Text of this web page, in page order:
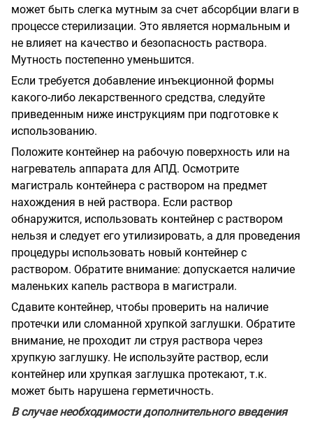
может быть слегка мутным за счет абсорбции влаги в
процессе стерилизации. Это является нормальным и
не влияет на качество и безопасность раствора.
Мутность постепенно уменьшится.
Если требуется добавление инъекционной формы
какого-либо лекарственного средства, следуйте
приведенным ниже инструкциям при подготовке к
использованию.
Положите контейнер на рабочую поверхность или на
нагреватель аппарата для АПД. Осмотрите
магистраль контейнера с раствором на предмет
нахождения в ней раствора. Если раствор
обнаружится, использовать контейнер с раствором
нельзя и следует его утилизировать, а для проведения
процедуры использовать новый контейнер с
раствором. Обратите внимание: допускается наличие
маленьких капель раствора в магистрали.
Сдавите контейнер, чтобы проверить на наличие
протечки или сломанной хрупкой заглушки. Обратите
внимание, не проходит ли струя раствора через
хрупкую заглушку. Не используйте раствор, если
контейнер или хрупкая заглушка протекают, т.к.
может быть нарушена герметичность.
В случае необходимости дополнительного введения